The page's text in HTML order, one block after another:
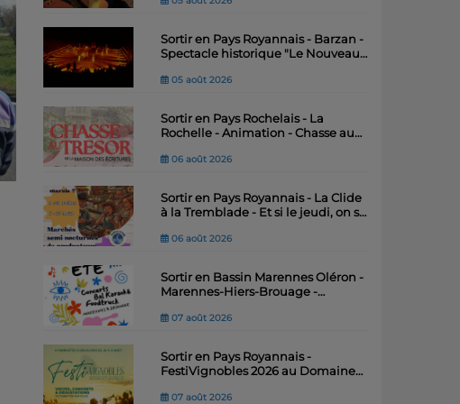
Sortir en Pays Royannais - Barzan -
Spectacle historique "Le Nouveau
05 août 2026
Sortir en Pays Rochelais - La
Rochelle - Animation - Chasse au
06 août 2026
Sortir en Pays Royannais - La Clide
à la Tremblade - Et si le jeudi, on se
06 août 2026
Sortir en Bassin Marennes Oléron -
Marennes-Hiers-Brouage -
musicales pour animer l’été .
07 août 2026
Sortir en Pays Royannais -
FestiVignobles 2026 au Domaine
Voyage
07 août 2026